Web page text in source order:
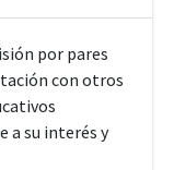
por pares
con otros
a su interés y